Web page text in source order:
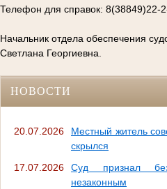
Телефон для справок:
Начальник отдела обеспечения
Светлана Георгиевна.
НОВОСТИ
20.07.2026
Местный житель
скрылся
17.07.2026
Суд признал
незаконным